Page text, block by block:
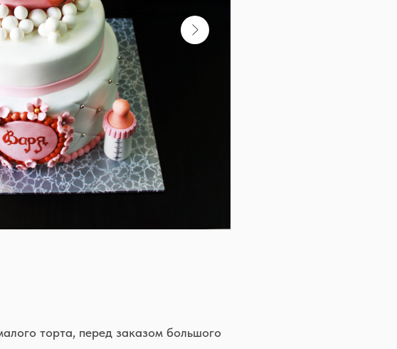
торта, перед заказом большого